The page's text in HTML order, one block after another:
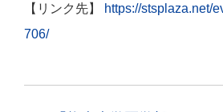
【リンク先】
https://stsplaza.net/
706/